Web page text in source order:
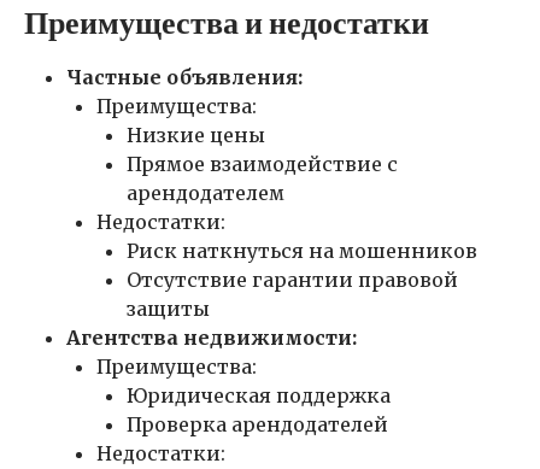
Преимущества и недостатки
Частные объявления:
Преимущества:
Низкие цены
Прямое взаимодействие с
арендодателем
Недостатки:
Риск наткнуться на мошенников
Отсутствие гарантии правовой
защиты
Агентства недвижимости:
Преимущества:
Юридическая поддержка
Проверка арендодателей
Недостатки: